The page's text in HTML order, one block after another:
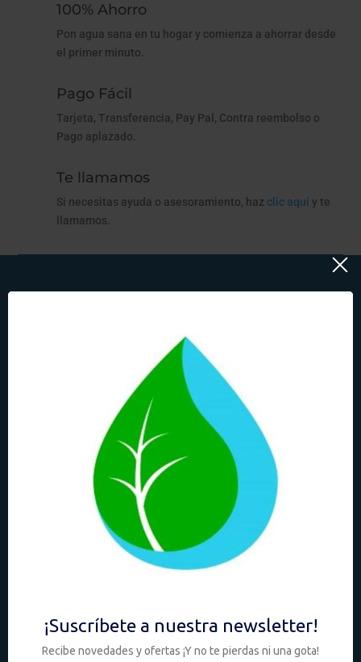
100% Ahorro
Pon agua sana en tu hogar y comienza a ahorrar desde
el primer minuto.
Pago Fácil
Tarjeta, Transferencia, Pay Pal, Contra reembolso o
Pago aplazado.
Te llamamos
Si necesitas ayuda o asesoramiento, haz clic aquíy te
llamamos.
Recibe novedades y ofertas ¡Y no te pierdas ni una gota!